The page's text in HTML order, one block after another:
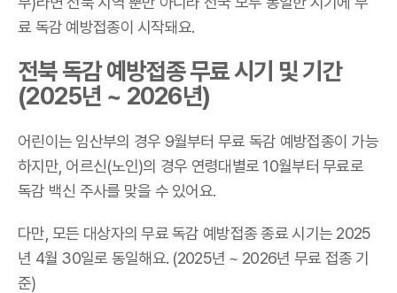
료 독감 예방접종이 시작돼요.
전북 독감 예방접종 무료 시기 및 기간
(2025년 ~ 2026년)
어린이는 임산부의 경우 9월부터 무료 독감 예방접종이 가능
하지만, 어르신(노인)의 경우 연령대별로 10월부터 무료로
독감 백신 주사를 맞을 수 있어요.
다만, 모든 대상자의 무료 독감 예방접종 종료 시기는 2025
년 4월 30일로 동일해요. (2025년 ~ 2026년 무료 접종 기
준)